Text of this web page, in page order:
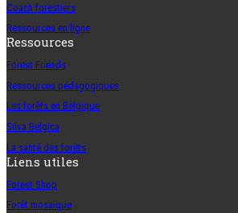
Coach forestiers
Ressources en ligne
Ressources
Forest Friends
Ressources pédagogiques
Les forêts en Belgique
Silva Belgica
La santé des forêts
Liens utiles
Forest Shop
Forêt mosaïque